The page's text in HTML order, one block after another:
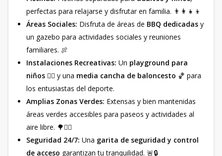
perfectas para relajarse y disfrutar en familia. 👨‍👩‍👧‍👦
Áreas Sociales: Disfruta de áreas de BBQ dedicadas y
un gazebo para actividades sociales y reuniones
familiares. 🍖
Instalaciones Recreativas: Un playground para
niños 🤸‍♀️ y una media cancha de baloncesto 🏀 para
los entusiastas del deporte.
Amplias Zonas Verdes: Extensas y bien mantenidas
áreas verdes accesibles para paseos y actividades al
aire libre. 🌳🚶‍♀️
Seguridad 24/7: Una garita de seguridad y control
de acceso garantizan tu tranquilidad. 🚨🔒